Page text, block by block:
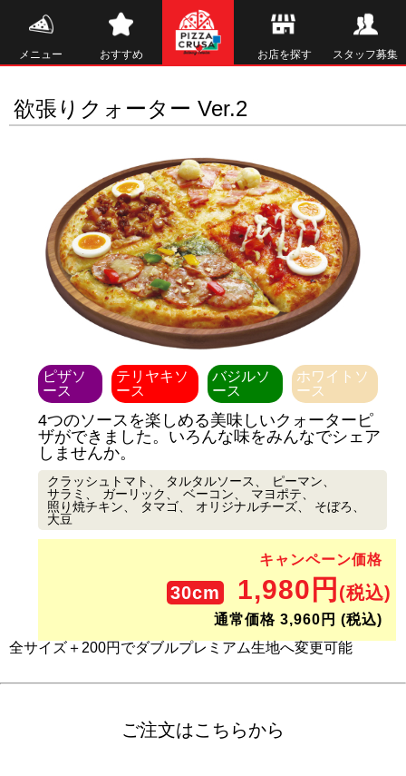
メニュー おすすめ お店を探す スタッフ募集
欲張りクォーター Ver.2
ピザソ
ース
テリヤキソ
ース
バジルソ
ース
ホワイトソ
ース
4つのソースを楽しめる美味しいクォーターピ
ザができました。いろんな味をみんなでシェア
しませんか。
クラッシュトマト タルタルソース
ピーマン
サラミ
ガーリック ベーコン
マヨポテ
照り焼チキン
タマゴ オリジナルチーズ
そぼろ
大豆
キャンペーン価格
30cm 1,980円 (税込)
通常価格 3,960円 (税込)
全サイズ＋200円でダブルプレミアム生地へ変更可能
ご注文はこちらから